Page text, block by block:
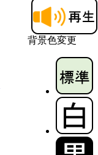
背景色変更